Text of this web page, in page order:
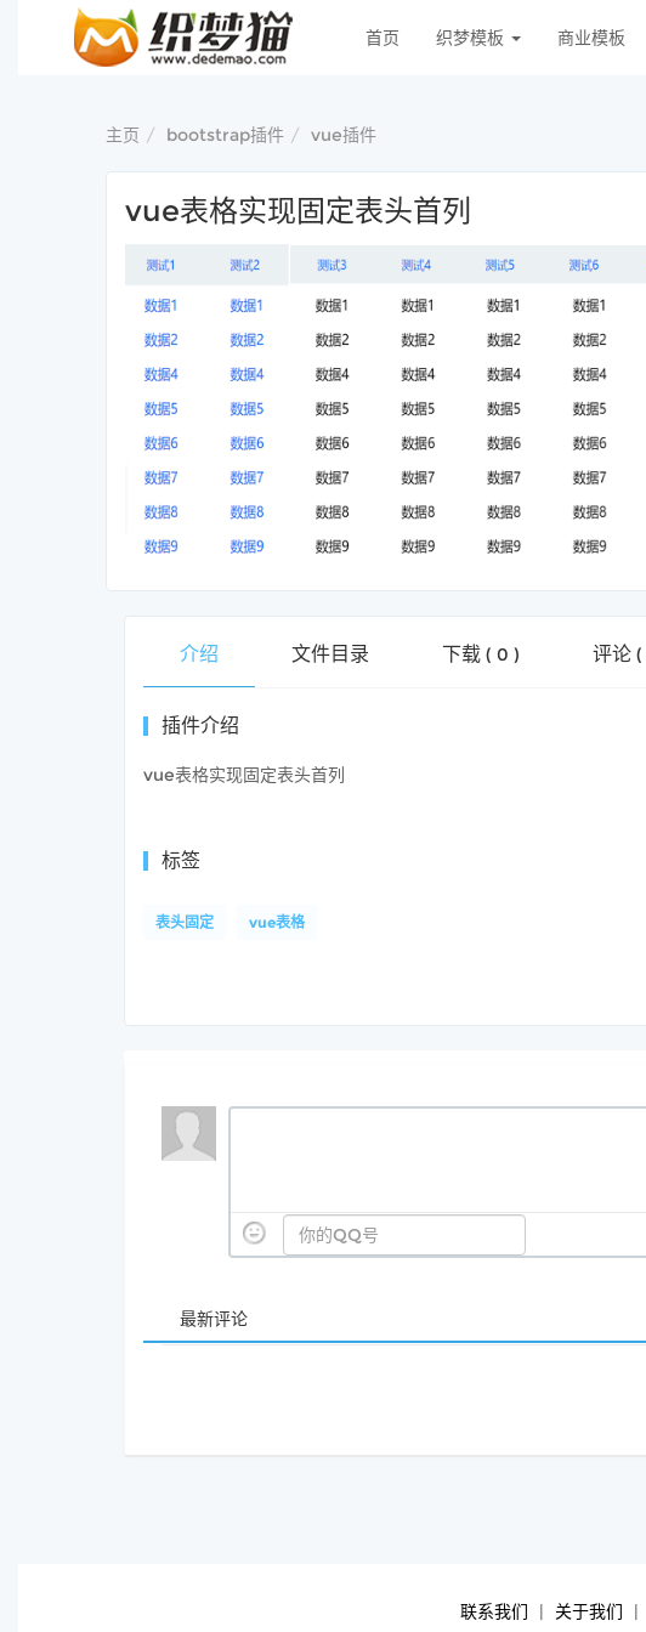
首页 织梦模板 商业模板
主页 bootstrap插件 vue插件
vue表格实现固定表头首列
介绍 文件目录 下载 ( 0 ) 评论 (
插件介绍
vue表格实现固定表头首列
标签
表头固定 vue表格
最新评论
联系我们 | 关于我们 |